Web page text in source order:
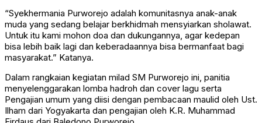
“Syekhermania Purworejo adalah komunitasnya anak-anak
muda yang sedang belajar berkhidmah mensyiarkan sholawat.
Untuk itu kami mohon doa dan dukungannya, agar kedepan
bisa lebih baik lagi dan keberadaannya bisa bermanfaat bagi
masyarakat.” Katanya.
Dalam rangkaian kegiatan milad SM Purworejo ini, panitia
menyelenggarakan lomba hadroh dan cover lagu serta
Pengajian umum yang diisi dengan pembacaan maulid oleh Ust.
Ilham dari Yogyakarta dan pengajian oleh K.R. Muhammad